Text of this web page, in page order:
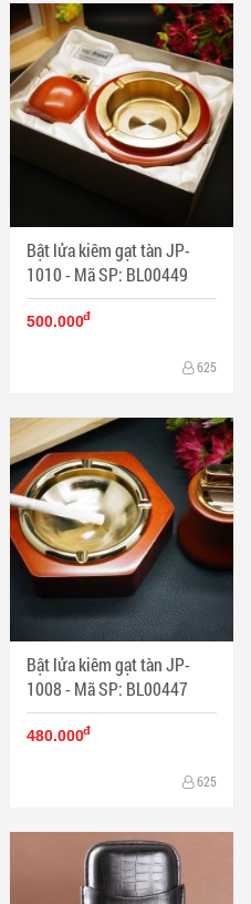
Bật lửa kiêm gạt tàn JP-
1010 - Mã SP: BL00449
500.000đ
625
Bật lửa kiêm gạt tàn JP-
1008 - Mã SP: BL00447
480.000đ
625